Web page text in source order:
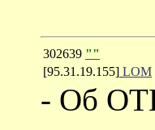
302639 ""
[95.31.19.155] LOM
- Об